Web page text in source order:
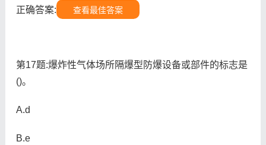
正确答案: 查看最佳答案
第17题:爆炸性气体场所隔爆型防爆设备或部件的标志是
()。
A.d
B.e